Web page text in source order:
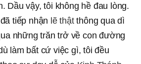
Dầu vậy, tôi không hề đau lòng.
tiếp nhận lẽ thậtthông qua dì
những trăn trở về con đường
làm bất cứ việc gì, tôi đều